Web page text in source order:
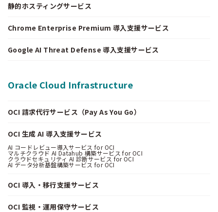
静的ホスティングサービス
Chrome Enterprise Premium 導入支援サービス
Google AI Threat Defense 導入支援サービス
Oracle Cloud Infrastructure
OCI 請求代行サービス（Pay As You Go）
OCI 生成 AI 導入支援サービス
AI コードレビュー導入サービス for OCI
マルチクラウド AI Datahub 構築サービス for OCI
クラウドセキュリティ AI 診断サービス for OCI
AI データ分析基盤構築サービス for OCI
OCI 導入・移行支援サービス
OCI 監視・運用保守サービス